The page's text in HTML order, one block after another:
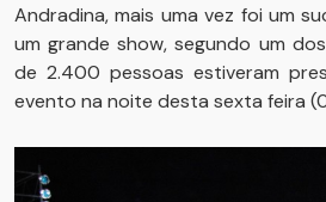
Andradina, mais uma vez foi um
um grande show, segundo um
de 2.400 pessoas estiveram
evento na noite desta sexta feira